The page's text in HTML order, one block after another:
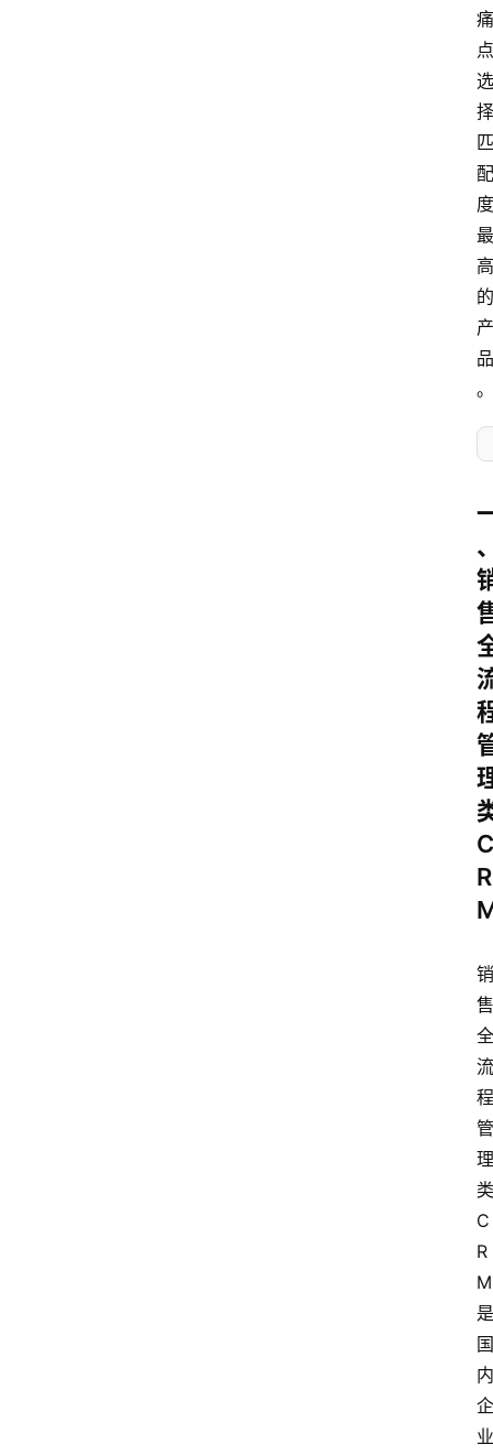
痛
点
选
择
匹
配
度
最
高
的
产
品
。
C
R
销
售
全
流
程
管
理
类
C
R
M
是
国
内
企
业